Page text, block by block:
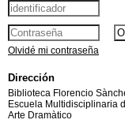
Olvidé mi contraseña
Dirección
Biblioteca Florencio
Escuela Multidisciplinaria
Arte Dramàtico